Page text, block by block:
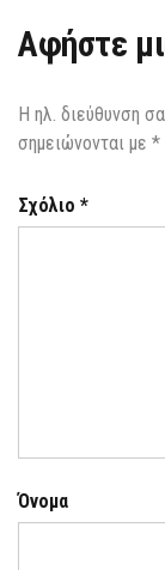
Αφήστε
Η ηλ. διεύθυνση
σημειώνονται με *
Σχόλιο *
Όνομα